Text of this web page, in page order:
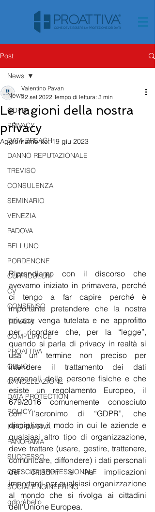
Post
News
GDPR
PRIVACY
DATA BREACH
DANNO REPUTAZIONALE
TREVISO
CONSULENZA
SEMINARIO
VENEZIA
PADOVA
BELLUNO
PORDENONE
CURRICULUM
CV
CONSENSO
FIDUCIA
COMPLIANCE
PROATTIVA
OBLIO
CANCELLAZIONE
DATA PROTECTION
POLICY
INFORMATIVA
PANORAMA
SUCCESSO
CRESCITA PROFESSIONALE
SOCIALENGINEERING
gdprèbello
News
Le ragioni della nostra
privacy
Valentino Pavan
22 set 2022 Tempo di lettura: 3 min
Aggiornamento:19 giu 2023
Riprendiamo con il discorso che
avevamo iniziato in primavera, perché
ci tengo a far capire perché è
importante pretendere che la nostra
privacy venga tutelata e ne approfitto
per ricordare che, per la “legge”,
quando si parla di privacy in realtà si
usa un termine non preciso per
intendere il trattamento dei dati
personali delle persone fisiche e che
esiste un regolamento Europeo, il
679/2016 comunemente conosciuto
con l’acronimo di “GDPR”, che
disciplina il modo in cui le aziende e
qualsiasi altro tipo di organizzazione,
deve trattare (usare, gestire, trattenere,
comunicare, diffondere) i dati personali
dei cittadini e ha implicazioni
importanti per qualsiasi organizzazione
al mondo che si rivolga ai cittadini
dell'Unione Europea.